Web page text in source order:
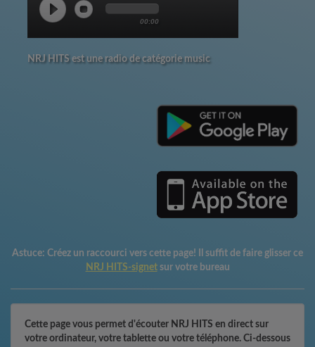
00:00
NRJ HITS est une radio de catégorie music
Astuce: Créez un raccourci vers cette page! Il suffit de faire glisser ce
NRJ HITS-signet sur votre bureau
Cette page vous permet d'écouter NRJ HITS en direct sur
votre ordinateur, votre tablette ou votre téléphone. Ci-dessous